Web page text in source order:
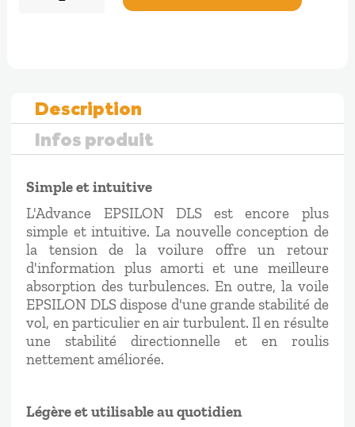
Description
Infos produit
Simple et intuitive
L'Advance EPSILON DLS est encore plus
simple et intuitive. La nouvelle conception de
la tension de la voilure offre un retour
d'information plus amorti et une meilleure
absorption des turbulences. En outre, la voile
EPSILON DLS dispose d'une grande stabilité de
vol, en particulier en air turbulent. Il en résulte
une stabilité directionnelle et en roulis
nettement améliorée.
Légère et utilisable au quotidien